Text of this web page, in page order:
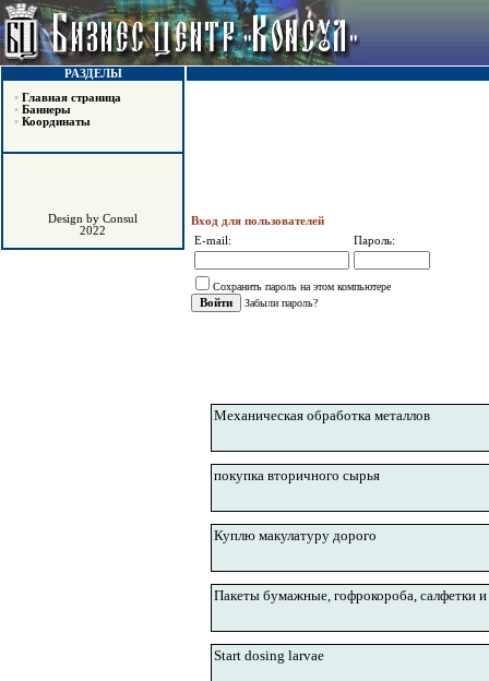
РАЗДЕЛЫ
• Главная страница
• Баннеры
• Координаты
Design by Consul
2022
Вход для пользователей
E-mail:
Пароль:
Сохранить пароль на этом компьютере
Забыли пароль?
Механическая обработка металлов
покупка вторичного сырья
Куплю макулатуру дорого
Пакеты бумажные, гофрокороба, салфетки
Start dosing larvae